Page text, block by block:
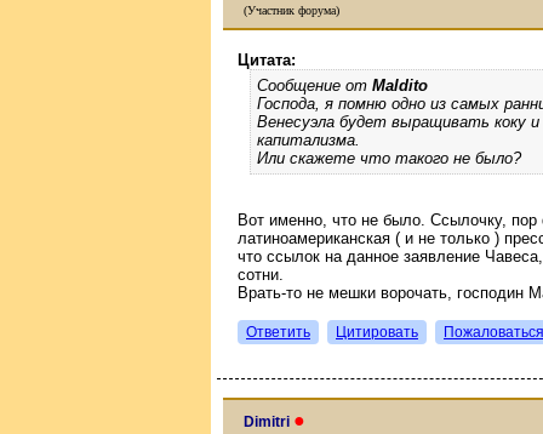
(Участник форума)
Цитата:
Сообщение от Maldito
Господа, я помню одно из самых
Венесуэла будет выращивать
капитализма.
Или скажете что такого не было?
Вот именно, что не было. Ссылочку,
латиноамериканская ( и не только )
что ссылок на данное заявление
сотни.
Врать-то не мешки ворочать, господин
Ответить Цитировать Пожаловаться
Dimitri ●